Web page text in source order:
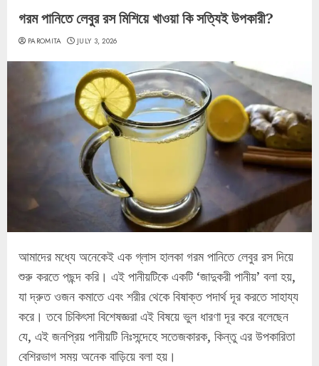
গরম পানিতে লেবুর রস মিশিয়ে খাওয়া কি সত্যিই উপকারী?
PAROMITA JULY 3, 2026
আমাদের মধ্যে অনেকেই এক গ্লাস হালকা গরম পানিতে লেবুর রস দিয়ে
শুরু করতে পছন্দ করি। এই পানীয়টিকে একটি ‘জাদুকরী পানীয়’ বলা হয়,
যা দ্রুত ওজন কমাতে এবং শরীর থেকে বিষাক্ত পদার্থ দূর করতে সাহায্য
করে। তবে চিকিৎসা বিশেষজ্ঞরা এই বিষয়ে ভুল ধারণা দূর করে বলেছেন
যে, এই জনপ্রিয় পানীয়টি নিঃসন্দেহে সতেজকারক, কিন্তু এর উপকারিতা
বেশিরভাগ সময় অনেক বাড়িয়ে বলা হয়।